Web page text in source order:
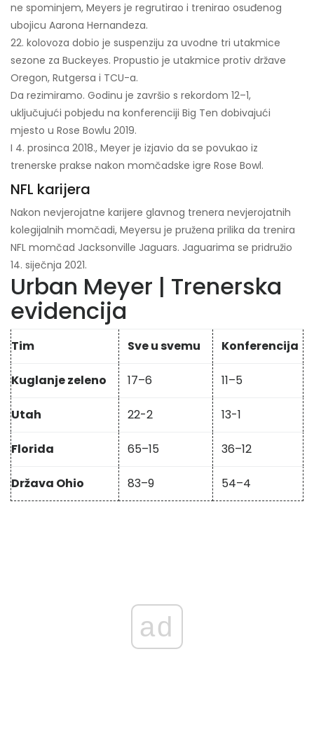
ne spominjem, Meyers je regrutirao i trenirao osuđenog
ubojicu Aarona Hernandeza.
22. kolovoza dobio je suspenziju za uvodne tri utakmice
sezone za Buckeyes. Propustio je utakmice protiv države
Oregon, Rutgersa i TCU-a.
Da rezimiramo. Godinu je završio s rekordom 12–1,
uključujući pobjedu na konferenciji Big Ten dobivajući
mjesto u Rose Bowlu 2019.
I 4. prosinca 2018., Meyer je izjavio da se povukao iz
trenerske prakse nakon momčadske igre Rose Bowl.
NFL karijera
Nakon nevjerojatne karijere glavnog trenera nevjerojatnih
kolegijalnih momčadi, Meyersu je pružena prilika da trenira
NFL momčad Jacksonville Jaguars. Jaguarima se pridružio
14. siječnja 2021.
Urban Meyer | Trenerska
evidencija
Tim Sve u svemu Konferencija
Kuglanje zeleno 17–6 11–5
Utah 22-2 13-1
Florida 65–15 36–12
Država Ohio 83–9 54–4
ad